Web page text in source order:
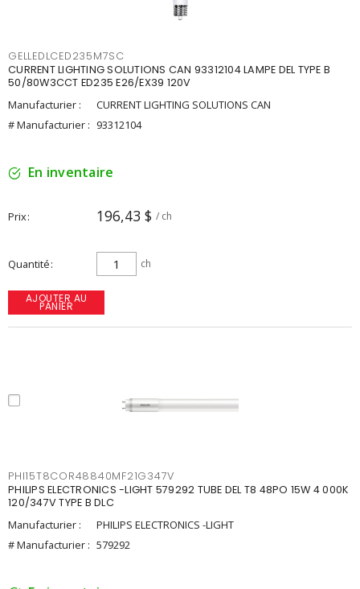
GELLEDLCED235M7SC
CURRENT LIGHTING SOLUTIONS CAN 93312104 LAMPE DEL TYPE B
50/80W3CCT ED235 E26/EX39 120V
Manufacturier :
CURRENT LIGHTING SOLUTIONS CAN
# Manufacturier : 93312104
En inventaire
Prix 196,43 $ / ch
Quantité ch
AJOUTER AU
PANIER
PHI15T8COR48840MF21G347V
PHILIPS ELECTRONICS -LIGHT 579292 TUBE DEL T8 48PO 15W 4 000K
120/347V TYPE B DLC
Manufacturier :
PHILIPS ELECTRONICS -LIGHT
# Manufacturier : 579292